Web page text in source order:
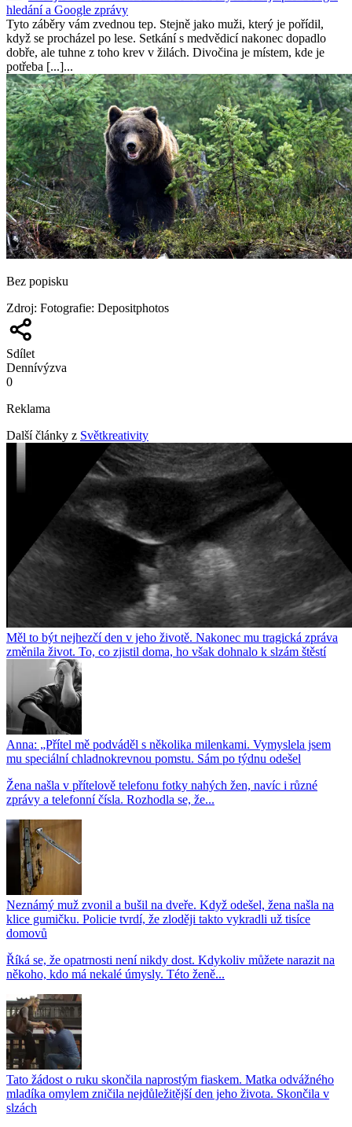
hledání a Google zprávy
Tyto záběry vám zvednou tep. Stejně jako muži, který je pořídil,
když se procházel po lese. Setkání s medvědicí nakonec dopadlo
dobře, ale tuhne z toho krev v žilách. Divočina je místem, kde je
potřeba [...]...
Bez popisku
Zdroj: Fotografie: Depositphotos
Sdílet
Dennívýzva
0
Reklama
Další články z Světkreativity
Měl to být nejhezčí den v jeho životě. Nakonec mu tragická zpráva
změnila život. To, co zjistil doma, ho však dohnalo k slzám štěstí
Anna: „Přítel mě podváděl s několika milenkami. Vymyslela jsem
mu speciální chladnokrevnou pomstu. Sám po týdnu odešel
Žena našla v přítelově telefonu fotky nahých žen, navíc i různé
zprávy a telefonní čísla. Rozhodla se, že...
Neznámý muž zvonil a bušil na dveře. Když odešel, žena našla na
klice gumičku. Policie tvrdí, že zloději takto vykradli už tisíce
domovů
Říká se, že opatrnosti není nikdy dost. Kdykoliv můžete narazit na
někoho, kdo má nekalé úmysly. Této ženě...
Tato žádost o ruku skončila naprostým fiaskem. Matka odvážného
mladíka omylem zničila nejdůležitější den jeho života. Skončila v
slzách